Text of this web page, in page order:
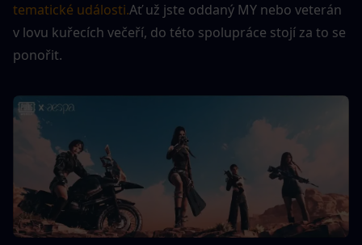
tematické události.Ať už jste oddaný MY nebo veterán
v lovu kuřecích večeří, do této spolupráce stojí za to se
ponořit.